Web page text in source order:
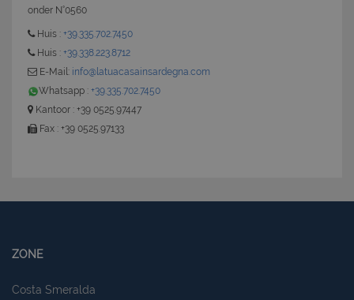
onder N°0560
Huis : +39.335.702.7450
Huis : +39.338.223.8712
E-Mail: info@latuacasainsardegna.com
Whatsapp : +39.335.702.7450
Kantoor : +39 0525.97447
Fax : +39 0525.97133
ZONE
Costa Smeralda
CookieScriptConsent